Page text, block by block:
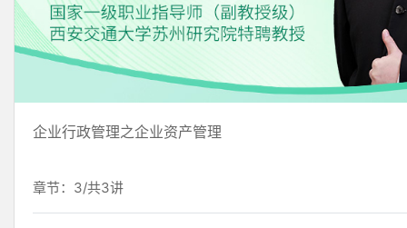
企业行政管理之企业资产管理
章节：3/共3讲